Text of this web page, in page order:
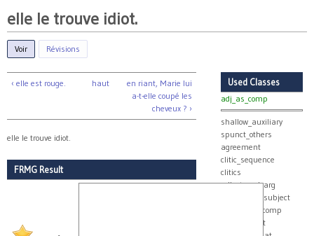
elle le trouve idiot.
Voir (onglet actif)
Révisions
‹ elle est rouge. haut
en riant, Marie lui
a-t-elle coupé les
cheveux ? ›
elle le trouve idiot.
FRMG Result
Used Classes
adj_as_comp
shallow_auxiliary
spunct_others
agreement
clitic_sequence
clitics
collect_real_arg
collect_real_subject
real_group_comp
true_subject